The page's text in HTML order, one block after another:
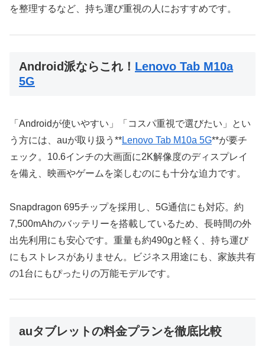
を整理するなど、持ち運び重視の人におすすめです。
Android派ならこれ！ Lenovo Tab M10a
5G
「Androidが使いやすい」「コスパ重視で選びたい」とい
う方には、auが取り扱う**Lenovo Tab M10a 5G**が要チ
ェック。10.6インチの大画面に2K解像度のディスプレイ
を備え、映画やゲームを楽しむのにも十分な迫力です。
Snapdragon 695チップを採用し、5G通信にも対応。約
7,500mAhのバッテリーを搭載しているため、長時間の外
出先利用にも安心です。重量も約490gと軽く、持ち運び
にもストレスがありません。ビジネス用途にも、家族共有
の1台にもぴったりの万能モデルです。
auタブレットの料金プランを徹底比較